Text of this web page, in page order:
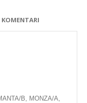
KOMENTARI
B, MONZA/A,